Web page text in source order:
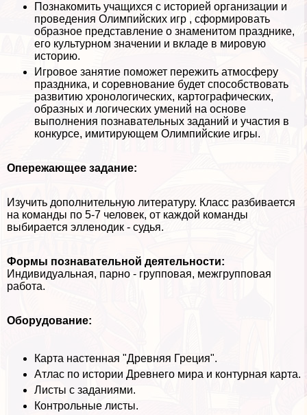
Познакомить учащихся с историей организации и
проведения Олимпийских игр , сформировать
образное представление о знаменитом празднике,
его культурном значении и вкладе в мировую
историю.
Игровое занятие поможет пережить атмосферу
праздника, и соревнование будет способствовать
развитию хронологических, картографических,
образных и логических умений на основе
выполнения познавательных заданий и участия в
конкурсе, имитирующем Олимпийские игры.
Опережающее задание:
Изучить дополнительную литературу. Класс разбивается
на комaнды по 5-7 человек, от каждой комaнды
выбирается элленодик - судья.
Формы познавательной деятельности:
Индивидуальная, парно - групповая, межгрупповая
работа.
Оборудование:
Карта настенная "Древняя Греция".
Атлас по истории Древнего мира и контурная карта.
Листы с заданиями.
Контрольные листы.